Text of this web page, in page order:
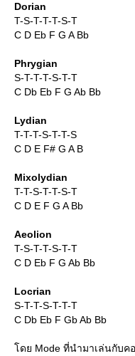
Dorian
T-S-T-T-T-S-T
C D Eb F G A Bb
Phrygian
S-T-T-T-S-T-T
C Db Eb F G Ab Bb
Lydian
T-T-T-S-T-T-S
C D E F# G A B
Mixolydian
T-T-S-T-T-S-T
C D E F G A Bb
Aeolion
T-S-T-T-S-T-T
C D Eb F G Ab Bb
Locrian
S-T-T-S-T-T-T
C Db Eb F Gb Ab Bb
ดย Mode ที่นำมาเล่นกับคอ